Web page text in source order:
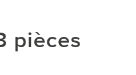
pièces